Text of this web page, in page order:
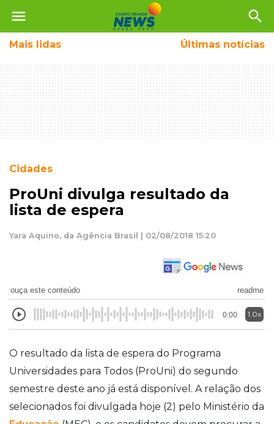
menu search
Mais lidas Últimas notícias
Cidades
ProUni divulga resultado da
lista de espera
Yara Aquino, da Agência Brasil | 02/08/2018 15:20
ouça este conteúdo readme
0:00 1.0x
O resultado da lista de espera do Programa
Universidades para Todos (ProUni) do segundo
semestre deste ano já está disponível. A relação dos
selecionados foi divulgada hoje (2) pelo Ministério da